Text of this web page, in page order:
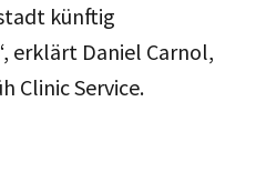
künftig
erklärt Daniel Carnol,
Clinic Service.